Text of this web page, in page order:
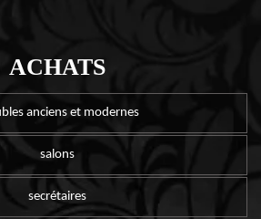
ACHATS
anciens et modernes
salons
secrétaires